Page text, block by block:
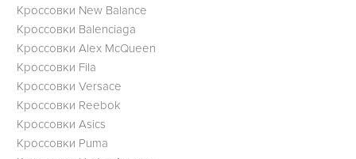
Кроссовки New Balance
Кроссовки Balenciaga
Кроссовки Alex McQueen
Кроссовки Fila
Кроссовки Versace
Кроссовки Reebok
Кроссовки Asics
Кроссовки Puma